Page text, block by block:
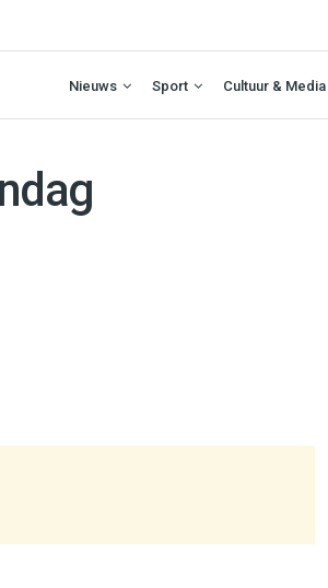
Nieuws Sport Cultuur & Media